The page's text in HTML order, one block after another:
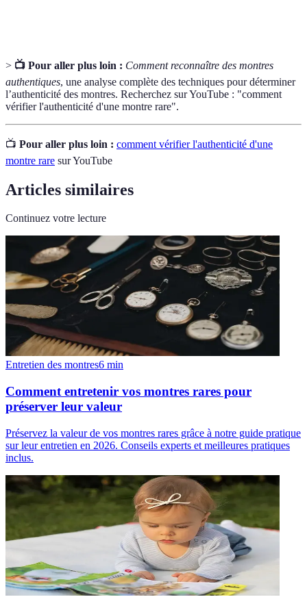
> 📺 Pour aller plus loin : Comment reconnaître des montres
authentiques, une analyse complète des techniques pour déterminer
l’authenticité des montres. Recherchez sur YouTube : "comment
vérifier l'authenticité d'une montre rare".
📺 Pour aller plus loin : comment vérifier l'authenticité d'une
montre rare sur YouTube
Articles similaires
Continuez votre lecture
Entretien des montres6 min
Comment entretenir vos montres rares pour
préserver leur valeur
Préservez la valeur de vos montres rares grâce à notre guide pratique
sur leur entretien en 2026. Conseils experts et meilleures pratiques
inclus.